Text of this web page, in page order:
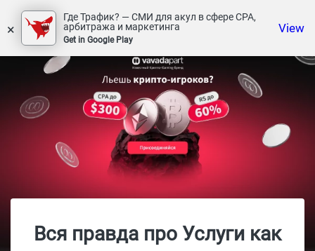
×
Где Трафик? — СМИ для акул в сфере СРА,
арбитража и маркетинга
Get in Google Play
View
Вся правда про Услуги как